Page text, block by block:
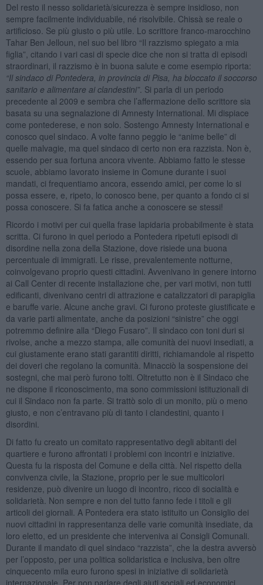
Del resto il nesso solidarietà/sicurezza è sempre insidioso, non
sempre facilmente individuabile, né risolvibile. Chissà se reale o
artificioso. Se più giusto o più utile. Lo scrittore franco-marocchino
Tahar Ben Jelloun, nel suo bel libro “Il razzismo spiegato a mia
figlia”, citando i vari casi di specie dice che non si tratta di episodi
straordinari, il razzismo è in buona salute e come esempio riporta:
“Il sindaco di Pontedera, in provincia di Pisa, ha bloccato il soccorso
sanitario e alimentare ai clandestini”. Si parla di un periodo
precedente al 2009 e sembra che l’affermazione dello scrittore sia
basata su una segnalazione di Amnesty International. Mi dispiace
come pontederese, e non solo. Sostengo Amnesty International e
conosco quel sindaco. A volte fanno peggio le “anime belle” di
quelle malvagie, ma quel sindaco di certo non era razzista. Non è,
essendo per sua fortuna ancora vivente. Abbiamo fatto le stesse
scuole, abbiamo lavorato insieme in Comune durante i suoi
mandati, ci frequentiamo ancora, essendo amici, per come lo si
possa essere, e, ripeto, lo conosco bene, per quanto a fondo ci si
possa conoscere. Si fa fatica anche a conoscere se stessi!
Ricordo i motivi per cui quella frase lapidaria probabilmente è stata
scritta. Ci furono in quel periodo a Pontedera ripetuti episodi di
disordine nella zona della Stazione, dove risiede una buona
percentuale di immigrati. Le risse, prevalentemente notturne,
coinvolgevano proprio questi cittadini. Avvenivano in genere intorno
ai Call Center di recente installazione che, per vari motivi, non tutti
edificanti, divenivano centri di attrazione e catalizzatori di parapiglia
e baruffe varie. Alcune anche gravi. Ci furono proteste giustificate e
da varie parti alimentate, anche da posizioni “sinistre” che oggi
potremmo definire alla “Diego Fusaro”. Il sindaco con toni duri si
rivolse, anche a mezzo stampa, alle comunità dei nuovi insediati, a
cui giustamente erano stati garantiti diritti, richiamandole al rispetto
dei doveri che regolano la comunità. Minacciò la sospensione dei
sostegni, che mai però furono tolti. Oltretutto non è il Sindaco che
ne dispone il riconoscimento, ma sono commissioni istituzionali di
cui il Sindaco non fa parte. Si trattò solo di un monito, più o meno
giusto, e non c’entravano più di tanto i clandestini, quanto i
disordini.
Di fatto fu creato un comitato rappresentativo degli abitanti del
quartiere e furono affrontati i problemi con incontri e iniziative.
Questa fu la risposta del Comune e della città. Nel rispetto della
convivenza civile, la Stazione, proprio per le sue multicolori
residenze, può divenire un luogo di incontro, ricco di socialità e
solidarietà. Non sempre e non del tutto fanno fede i titoli e gli
articoli dei giornali. A Pontedera era stato istituito un Consiglio dei
nuovi cittadini in rappresentanza delle varie comunità insediate, da
loro eletto, ed un presidente che interveniva ai Consigli Comunali.
Durante il mandato di quel sindaco “razzista”, che la destra avversò
per l’opposto, per una politica solidaristica e inclusiva, ben oltre
cinquecento mila euro furono spesi in iniziative di solidarietà
internazionale. Per non parlare degli aiuti sociali ed economici